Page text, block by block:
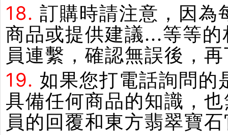
18. 訂購時請注意，因為
商品或提供建議...等等
員連繫，確認無誤後，
19. 如果您打電話詢問的
具備任何商品的知識，
員的回覆和東方翡翠寶